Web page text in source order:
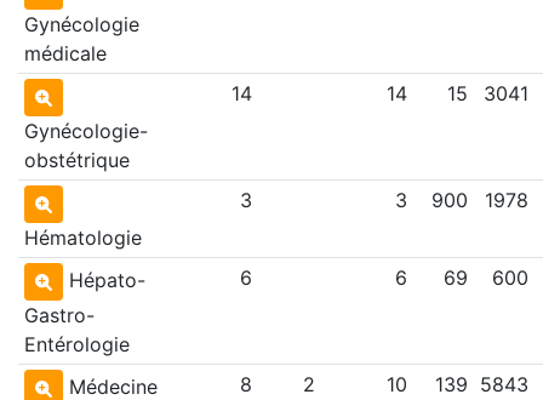
Gynécologie
médicale
Gynécologie-
obstétrique
14 14 15 3041
Hématologie
3 3 900 1978
Hépato-
Gastro-
Entérologie
6 6 69 600
Médecine
8 2 10 139 5843